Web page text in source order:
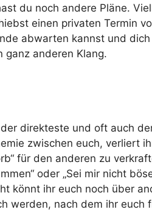
du noch andere Pläne.
einen privaten Termin
abwarten kannst und
ganz anderen Klang.
direkteste und oft auch
zwischen euch, verliert
für den anderen zu
oder „Sei mir nicht
könnt ihr euch noch über
werden, nach dem ihr euch